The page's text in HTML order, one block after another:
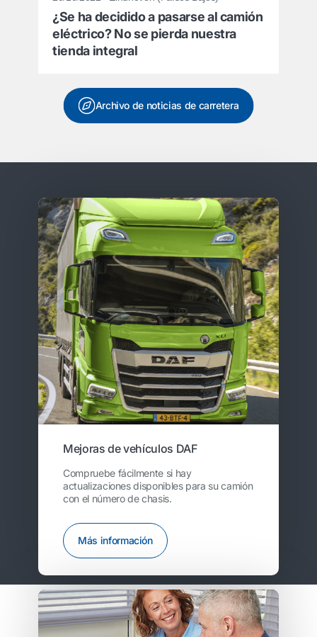
¿Se ha decidido a pasarse al camión
eléctrico? No se pierda nuestra
tienda integral
Archivo de noticias de carretera
Mejoras de vehículos DAF
Compruebe fácilmente si hay
actualizaciones disponibles para su camión
con el número de chasis.
Más información